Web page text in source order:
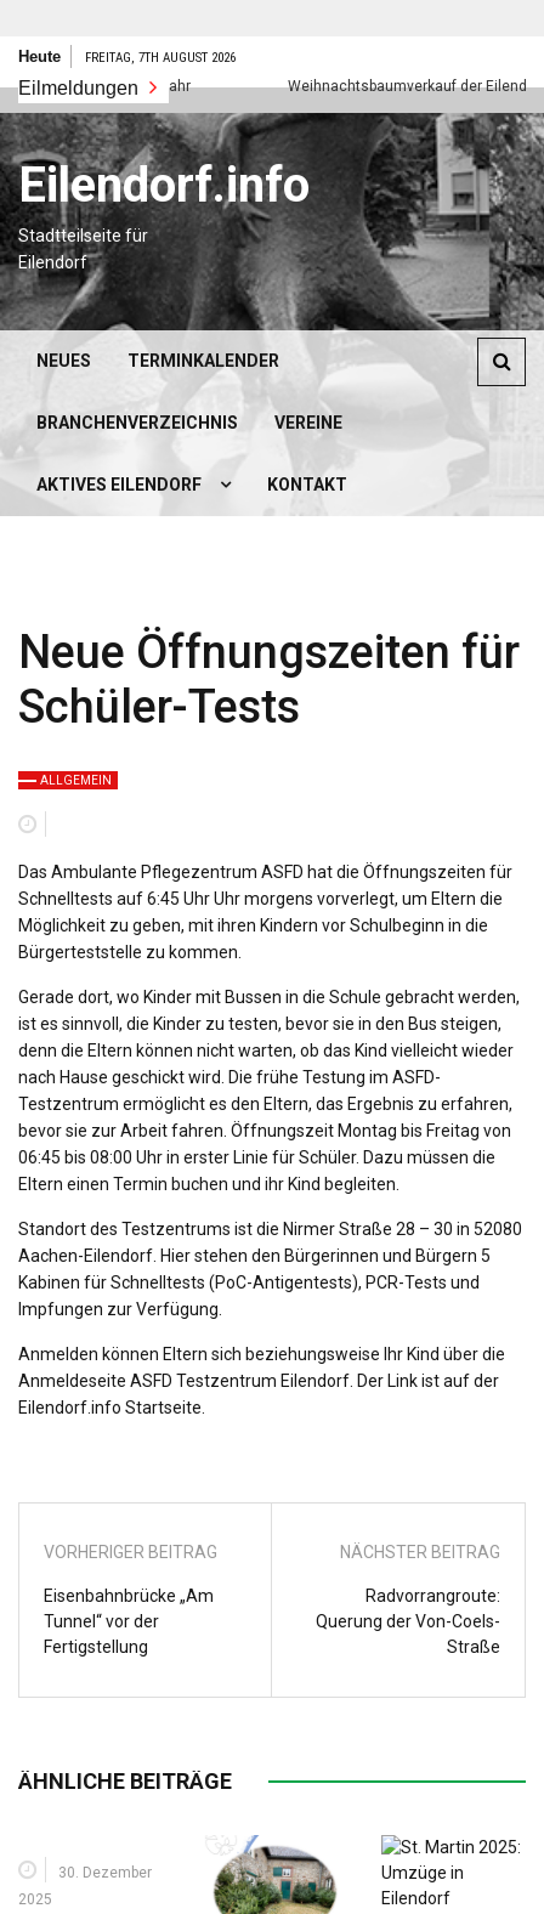
Zum
springen
Heute FREITAG, 7TH AUGUST 2026
Eilmeldungen
Frohes neues Jahr Weihnachtsbaumverkauf der Eilendorfer
Eilendorf.info
Stadtteilseite für
Eilendorf
NEUES TERMINKALENDER
BRANCHENVERZEICHNIS VEREINE
AKTIVES EILENDORF KONTAKT
Neue Öffnungszeiten für
Schüler-Tests
ALLGEMEIN
Das Ambulante Pflegezentrum ASFD hat die Öffnungszeiten für
Schnelltests auf 6:45 Uhr Uhr morgens vorverlegt, um Eltern die
Möglichkeit zu geben, mit ihren Kindern vor Schulbeginn in die
Bürgerteststelle zu kommen.
Gerade dort, wo Kinder mit Bussen in die Schule gebracht werden,
ist es sinnvoll, die Kinder zu testen, bevor sie in den Bus steigen,
denn die Eltern können nicht warten, ob das Kind vielleicht wieder
nach Hause geschickt wird. Die frühe Testung im ASFD-
Testzentrum ermöglicht es den Eltern, das Ergebnis zu erfahren,
bevor sie zur Arbeit fahren. Öffnungszeit Montag bis Freitag von
06:45 bis 08:00 Uhr in erster Linie für Schüler. Dazu müssen die
Eltern einen Termin buchen und ihr Kind begleiten.
Standort des Testzentrums ist die Nirmer Straße 28 – 30 in 52080
Aachen-Eilendorf. Hier stehen den Bürgerinnen und Bürgern 5
Kabinen für Schnelltests (PoC-Antigentests), PCR-Tests und
Impfungen zur Verfügung.
Anmelden können Eltern sich beziehungsweise Ihr Kind über die
Anmeldeseite ASFD Testzentrum Eilendorf. Der Link ist auf der
Eilendorf.info Startseite.
VORHERIGER BEITRAG
Eisenbahnbrücke „Am
Tunnel“ vor der
Fertigstellung
NÄCHSTER BEITRAG
Radvorrangroute:
Querung der Von-Coels-
Straße
ÄHNLICHE BEITRÄGE
30. Dezember
2025